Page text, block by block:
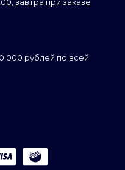
завтра при заказе
000 рублей по всей